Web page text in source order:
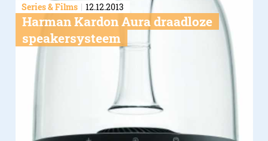
Series & Films 12.12.2013
Harman Kardon Aura draadloze
speakersysteem